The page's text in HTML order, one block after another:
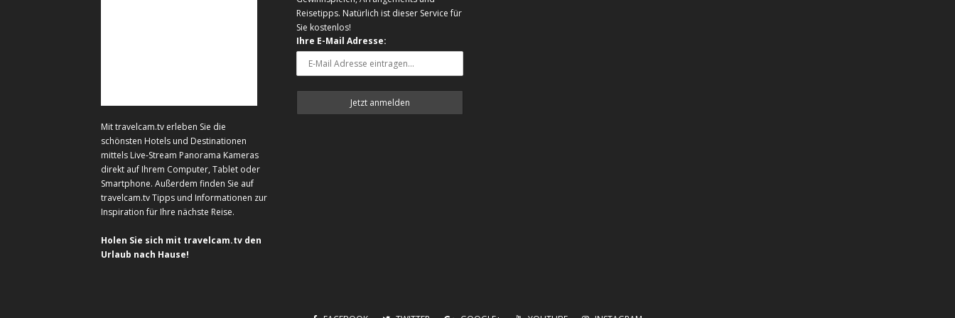
Mit travelcam.tv erleben Sie die
schönsten Hotels und Destinationen
mittels Live-Stream Panorama Kameras
direkt auf Ihrem Computer, Tablet oder
Smartphone. Außerdem finden Sie auf
travelcam.tv Tipps und Informationen zur
Inspiration für Ihre nächste Reise.
Holen Sie sich mit travelcam.tv den
Urlaub nach Hause!
Reisetipps. Natürlich ist dieser Service für
Sie kostenlos!
Ihre E-Mail Adresse: